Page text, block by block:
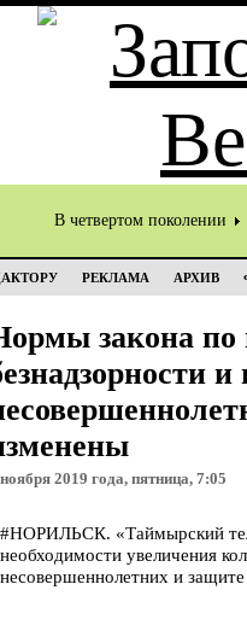
В четвертом поколении
РЕКЛАМА АРХИВ
закона по
2019 года, пятница, 7:05
#НОРИЛЬСК. «Таймырский
необходимости увеличения
несовершеннолетних и